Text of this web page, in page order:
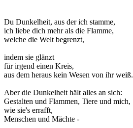
Du Dunkelheit, aus der ich stamme,
ich liebe dich mehr als die Flamme,
welche die Welt begrenzt,
indem sie glänzt
für irgend einen Kreis,
aus dem heraus kein Wesen von ihr weiß.
Aber die Dunkelheit hält alles an sich:
Gestalten und Flammen, Tiere und mich,
wie sie's errafft,
Menschen und Mächte -